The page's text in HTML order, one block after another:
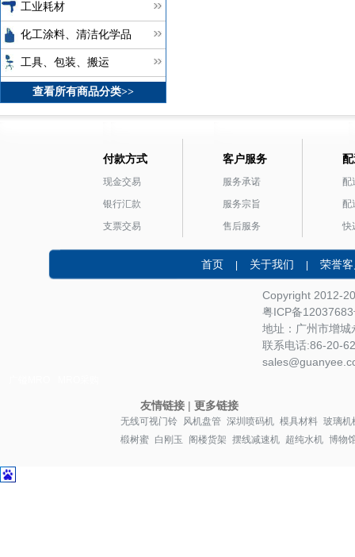
工业耗材
化工涂料、清洁化学品
工具、包装、搬运
查看所有商品分类>>
付款方式
现金交易
银行汇款
支票交易
客户服务
服务承诺
服务宗旨
售后服务
配
配
快
首页 关于我们 荣誉
Copyright 2012-
粤ICP备12037683
地址：广州市增
联系电话:86-20-
友情链接| 更多链接
无线可视门铃 风机盘管 深圳喷码机 模具材料 玻璃机
椴树蜜 白刚玉 阁楼货架 摆线减速机 超纯水机 博物